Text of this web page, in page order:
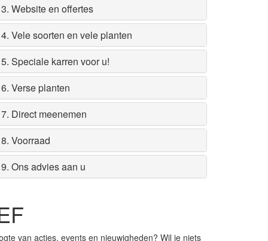
3. Website en offertes
4. Vele soorten en vele planten
5. Speciale karren voor u!
6. Verse planten
7. Direct meenemen
8. Voorraad
9. Ons advies aan u
van acties, events en nieuwigheden? Wil je niets